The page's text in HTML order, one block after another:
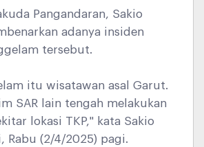
Pangandaran, Sakio
adanya insiden
tersebut.
itu wisatawan asal Garut.
SAR lain tengah melakukan
lokasi TKP," kata Sakio
Rabu (2/4/2025) pagi.